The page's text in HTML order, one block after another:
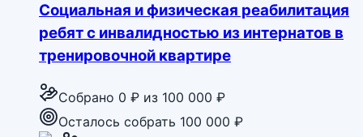
Социальная и физическая реабилитация
ребят с инвалидностью из интернатов в
тренировочной квартире
Собрано 0 ₽ из 100 000 ₽
Осталось собрать 100 000 ₽